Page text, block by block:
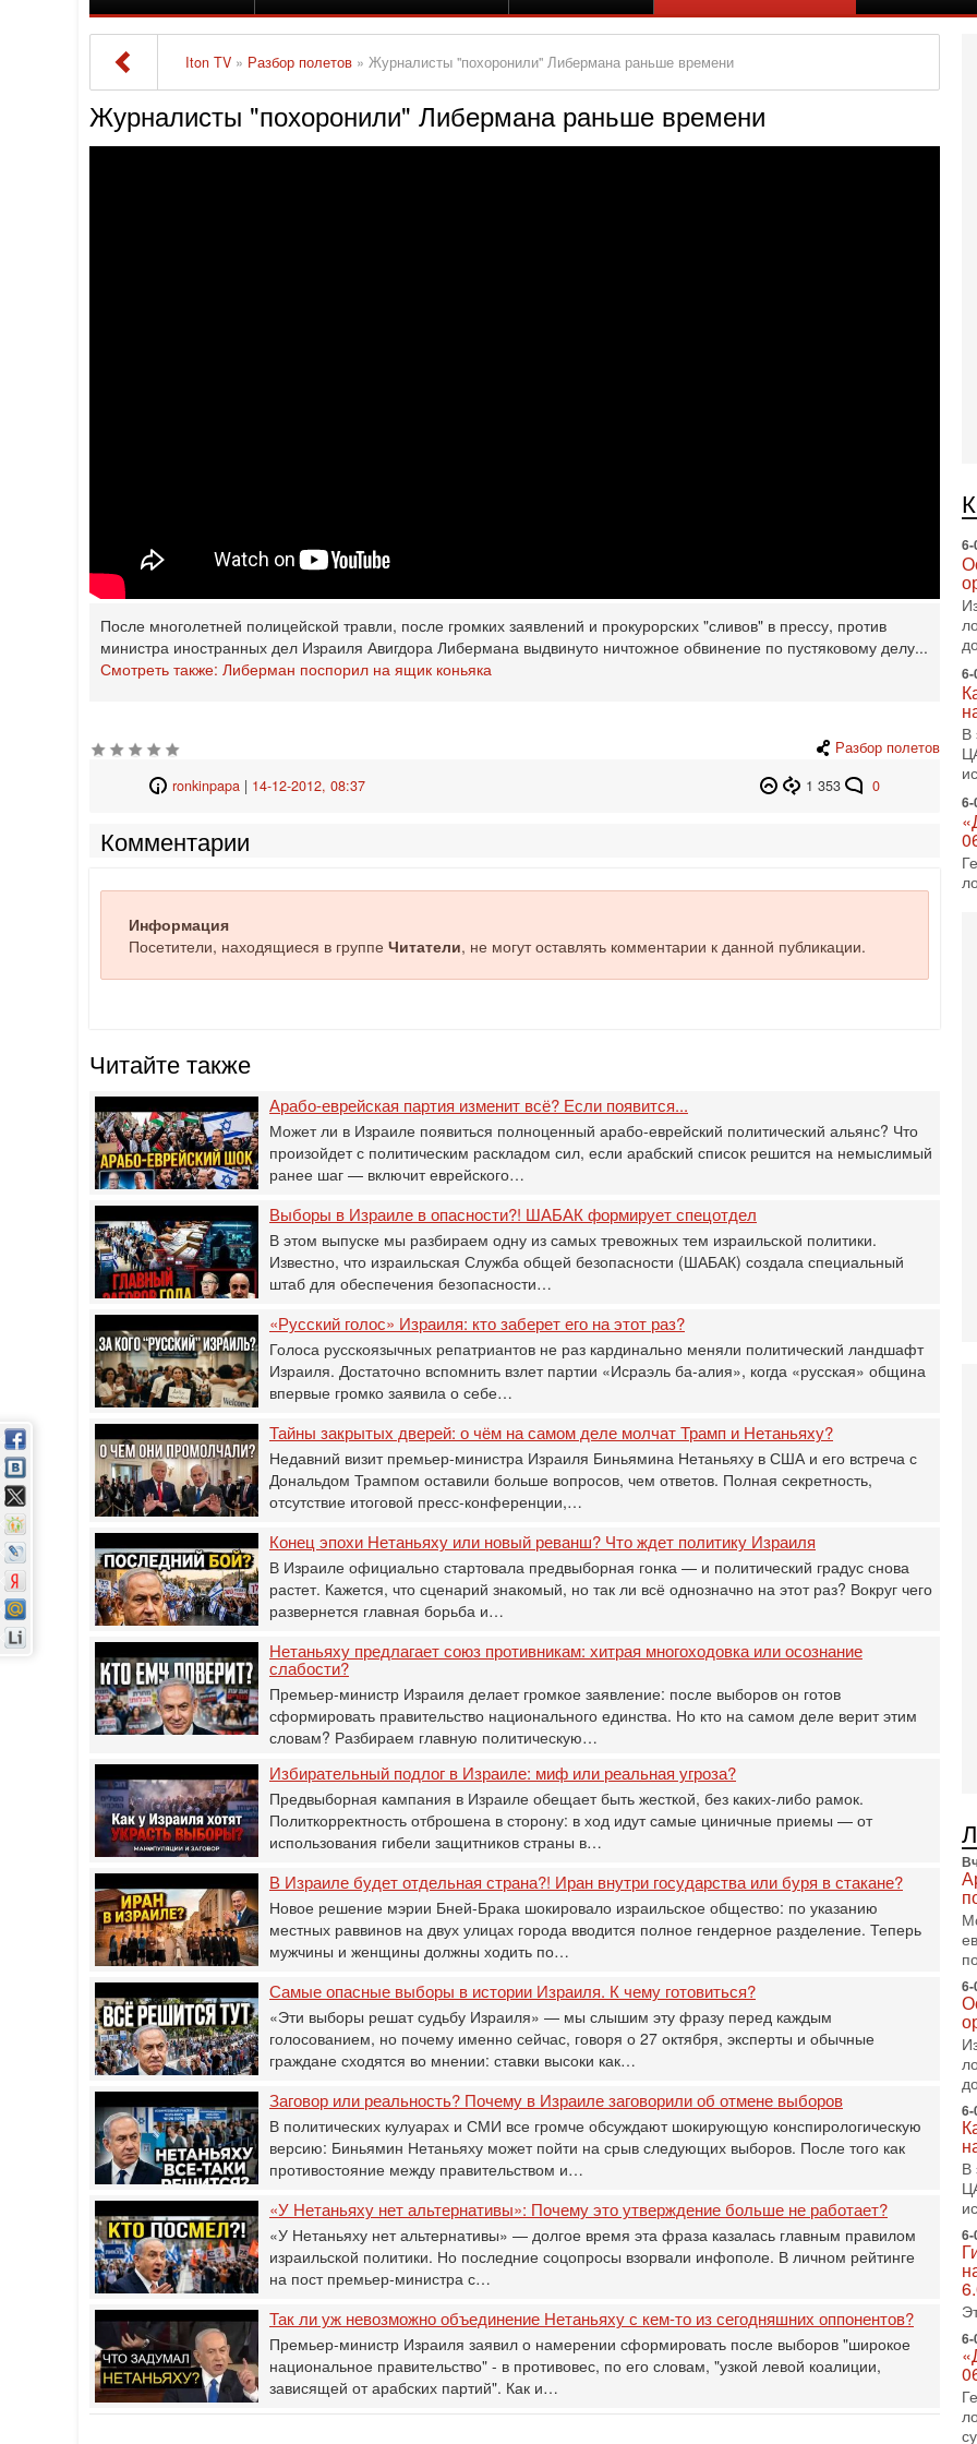
Iton TV » Разбор полетов » Журналисты "похоронили" Либермана раньше времени
Журналисты "похоронили" Либермана раньше времени
После многолетней полицейской травли, после громких заявлений и прокурорских "сливов" в прессу, против
министра иностранных дел Израиля Авигдора Либермана выдвинуто ничтожное обвинение по пустяковому делу...
Смотреть также: Либерман поспорил на ящик коньяка
Разбор полетов
1 353
0
ronkinpapa| 14-12-2012, 08:37
Комментарии
Информация
Посетители, находящиеся в группе Читатели, не могут оставлять комментарии к данной публикации.
Читайте также
Арабо-еврейская партия изменит всё? Если появится...
Может ли в Израиле появиться полноценный арабо-еврейский политический альянс? Что
произойдет с политическим раскладом сил, если арабский список решится на немыслимый
ранее шаг — включит еврейского…
Выборы в Израиле в опасности?! ШАБАК формирует спецотдел
В этом выпуске мы разбираем одну из самых тревожных тем израильской политики.
Известно, что израильская Служба общей безопасности (ШАБАК) создала специальный
штаб для обеспечения безопасности…
«Русский голос» Израиля: кто заберет его на этот раз?
Голоса русскоязычных репатриантов не раз кардинально меняли политический ландшафт
Израиля. Достаточно вспомнить взлет партии «Исраэль ба-алия», когда «русская» община
впервые громко заявила о себе…
Тайны закрытых дверей: о чём на самом деле молчат Трамп и Нетаньяху?
Недавний визит премьер-министра Израиля Биньямина Нетаньяху в США и его встреча с
Дональдом Трампом оставили больше вопросов, чем ответов. Полная секретность,
отсутствие итоговой пресс-конференции,…
Конец эпохи Нетаньяху или новый реванш? Что ждет политику Израиля
В Израиле официально стартовала предвыборная гонка — и политический градус снова
растет. Кажется, что сценарий знакомый, но так ли всё однозначно на этот раз? Вокруг чего
развернется главная борьба и…
Нетаньяху предлагает союз противникам: хитрая многоходовка или осознание
слабости?
Премьер-министр Израиля делает громкое заявление: после выборов он готов
сформировать правительство национального единства. Но кто на самом деле верит этим
словам? Разбираем главную политическую…
Избирательный подлог в Израиле: миф или реальная угроза?
Предвыборная кампания в Израиле обещает быть жесткой, без каких-либо рамок.
Политкорректность отброшена в сторону: в ход идут самые циничные приемы — от
использования гибели защитников страны в…
В Израиле будет отдельная страна?! Иран внутри государства или буря в стакане?
Новое решение мэрии Бней-Брака шокировало израильское общество: по указанию
местных раввинов на двух улицах города вводится полное гендерное разделение. Теперь
мужчины и женщины должны ходить по…
Самые опасные выборы в истории Израиля. К чему готовиться?
«Эти выборы решат судьбу Израиля» — мы слышим эту фразу перед каждым
голосованием, но почему именно сейчас, говоря о 27 октября, эксперты и обычные
граждане сходятся во мнении: ставки высоки как…
Заговор или реальность? Почему в Израиле заговорили об отмене выборов
В политических кулуарах и СМИ все громче обсуждают шокирующую конспирологическую
версию: Биньямин Нетаньяху может пойти на срыв следующих выборов. После того как
противостояние между правительством и…
«У Нетаньяху нет альтернативы»: Почему это утверждение больше не работает?
«У Нетаньяху нет альтернативы» — долгое время эта фраза казалась главным правилом
израильской политики. Но последние соцопросы взорвали инфополе. В личном рейтинге
на пост премьер-министра с…
Так ли уж невозможно объединение Нетаньяху с кем-то из сегодняшних оппонентов?
Премьер-министр Израиля заявил о намерении сформировать после выборов "широкое
национальное правительство" - в противовес, по его словам, "узкой левой коалиции,
зависящей от арабских партий". Как и…
6-
В
6-
5-
2-
1-
В
6-
6-
В
6-
6-